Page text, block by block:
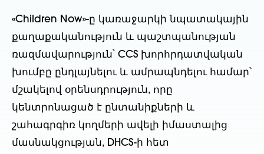
«Children Now»-ը կառաջարկի նպատակային
քաղաքականություն և պաշտպանության
ռազմավարություն՝ CCS խորհրդատվական
խումբը ընդլայնելու և ամրապնդելու համար՝
մշակելով օրենսդրություն, որը
կենտրոնացած է ընտանիքների և
շահագրգիռ կողմերի ավելի իմաստալից
մասնակցության, DHCS-ի հետ